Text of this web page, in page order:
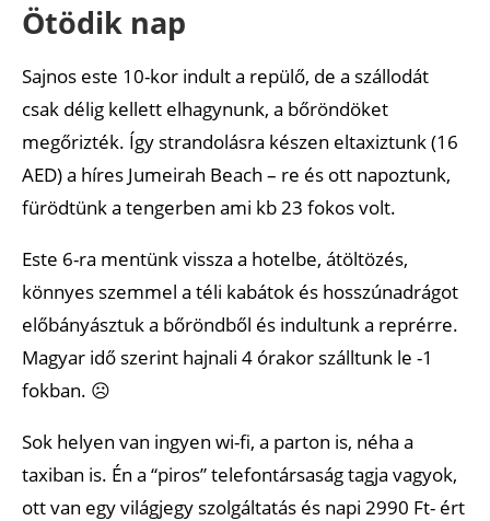
Ötödik nap
Sajnos este 10-kor indult a repülő, de a szállodát
csak délig kellett elhagynunk, a bőröndöket
megőrizték. Így strandolásra készen eltaxiztunk (16
AED) a híres Jumeirah Beach – re és ott napoztunk,
fürödtünk a tengerben ami kb 23 fokos volt.
Este 6-ra mentünk vissza a hotelbe, átöltözés,
könnyes szemmel a téli kabátok és hosszúnadrágot
előbányásztuk a bőröndből és indultunk a reprérre.
Magyar idő szerint hajnali 4 órakor szálltunk le -1
fokban. ☹
Sok helyen van ingyen wi-fi, a parton is, néha a
taxiban is. Én a “piros” telefontársaság tagja vagyok,
ott van egy világjegy szolgáltatás és napi 2990 Ft- ért